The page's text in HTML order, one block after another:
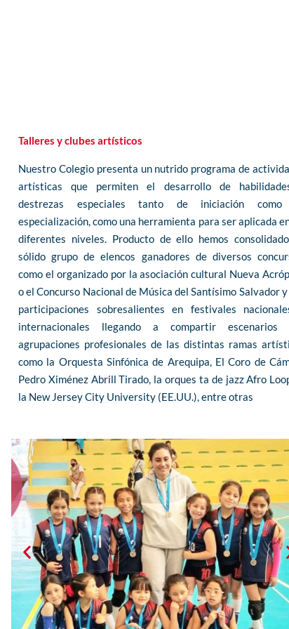
Talleres y clubes artísticos
Nuestro Colegio presenta un nutrido programa de
artísticas que permiten el desarrollo de
destrezas especiales tanto de iniciación
especialización, como una herramienta para ser aplicada
diferentes niveles. Producto de ello hemos
sólido grupo de elencos ganadores de diversos
como el organizado por la asociación cultural Nueva
o el Concurso Nacional de Música del Santísimo Salvador y
participaciones sobresalientes en festivales
internacionales llegando a compartir escenarios
agrupaciones profesionales de las distintas ramas
como la Orquesta Sinfónica de Arequipa, El Coro de
Pedro Ximénez Abrill Tirado, la orques ta de jazz Afro
la New Jersey City University (EE.UU.), entre otras